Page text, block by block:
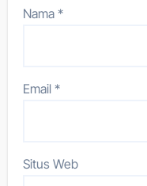
Nama*
Email*
Situs Web